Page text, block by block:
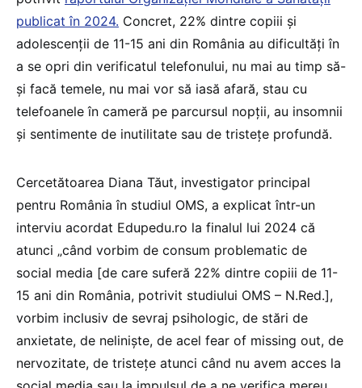
publicat în 2024. Concret, 22% dintre copiii și
adolescenții de 11-15 ani din România au dificultăți în
a se opri din verificatul telefonului, nu mai au timp să-
și facă temele, nu mai vor să iasă afară, stau cu
telefoanele în cameră pe parcursul nopții, au insomnii
și sentimente de inutilitate sau de tristețe profundă.
Cercetătoarea Diana Tăut, investigator principal
pentru România în studiul OMS, a explicat într-un
interviu acordat Edupedu.ro la finalul lui 2024 că
atunci „când vorbim de consum problematic de
social media [de care suferă 22% dintre copiii de 11-
15 ani din România, potrivit studiului OMS – N.Red.],
vorbim inclusiv de sevraj psihologic, de stări de
anxietate, de neliniște, de acel fear of missing out, de
nervozitate, de tristețe atunci când nu avem acces la